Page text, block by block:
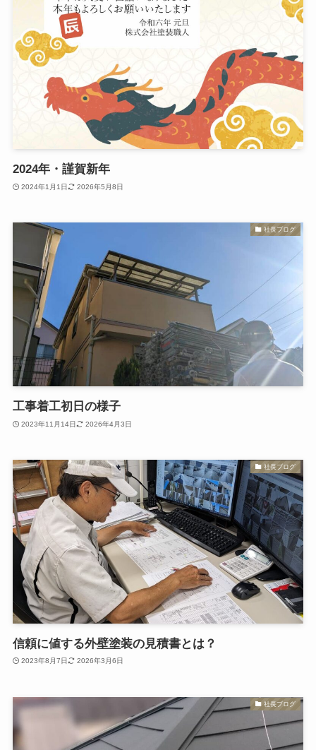
2024年・謹賀新年
2024年1月1日 2026年5月8日
社長ブログ
工事着工初日の様子
2023年11月14日 2026年4月3日
社長ブログ
信頼に値する外壁塗装の見積書とは？
2023年8月7日 2026年3月6日
社長ブログ